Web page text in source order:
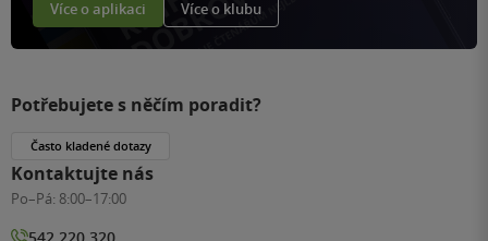
Více o aplikaci Více o klubu
Potřebujete s něčím poradit?
Často kladené dotazy
Kontaktujte nás
Po–Pá: 8:00–17:00